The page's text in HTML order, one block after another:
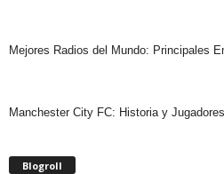
Mejores Radios del Mundo: Principales
Manchester City FC: Historia y Jugadores
Blogroll